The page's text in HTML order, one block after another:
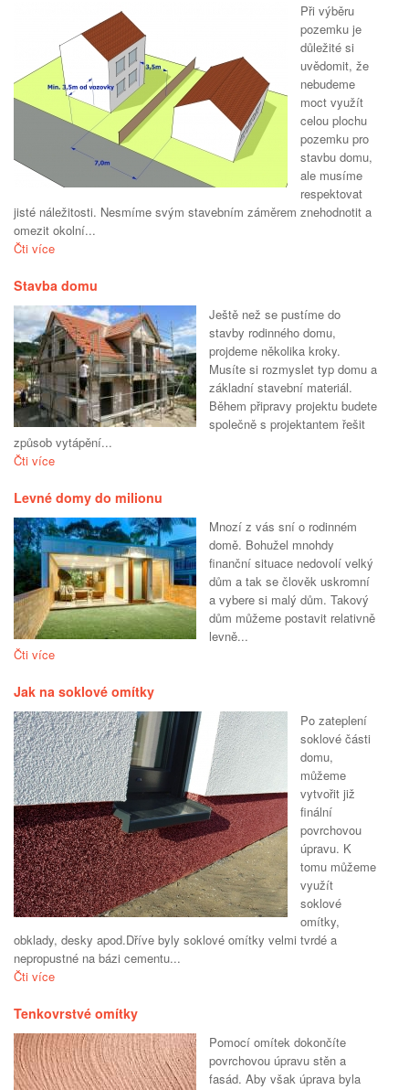
Při výběru
pozemku je
důležité si
uvědomit, že
nebudeme
moct využít
celou plochu
pozemku pro
stavbu domu,
ale musíme
respektovat
jisté náležitosti. Nesmíme svým stavebním záměrem znehodnotit a
omezit okolní...
Čti více
Stavba domu
Ještě než se pustíme do
stavby rodinného domu,
projdeme několika kroky.
Musíte si rozmyslet typ domu a
základní stavební materiál.
Během připravy projektu budete
společně s projektantem řešit
způsob vytápění...
Čti více
Levné domy do milionu
Mnozí z vás sní o rodinném
domě. Bohužel mnohdy
finanční situace nedovolí velký
dům a tak se člověk uskromní
a vybere si malý dům. Takový
dům můžeme postavit relativně
levně...
Čti více
Jak na soklové omítky
Po zateplení
soklové části
domu,
můžeme
vytvořit již
finální
povrchovou
úpravu. K
tomu můžeme
využít
soklové
omítky,
obklady, desky apod.Dříve byly soklové omítky velmi tvrdé a
nepropustné na bázi cementu...
Čti více
Tenkovrstvé omítky
Pomocí omítek dokončíte
povrchovou úpravu stěn a
fasád. Aby však úprava byla